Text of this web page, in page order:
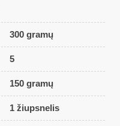
300 gramų
5
150 gramų
1 žiupsnelis